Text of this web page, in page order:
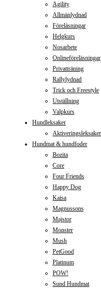
Agility
Allmänlydnad
Föreläsningar
Helgkurs
Nosarbete
Onlineföreläsningar
Privatträning
Rallylydnad
Trick och Freestyle
Utställning
Valpkurs
Hundleksaker
Aktiveringsleksaker
Hundmat & hundfoder
Bozita
Core
Four Friends
Happy Dog
Kaisa
Magnussons
Majstor
Monster
Mush
PetGood
Platinum
POW!
Sund Hundmat